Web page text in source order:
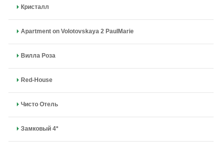
Кристалл
Apartment on Volotovskaya 2 PaulMarie
Вилла Роза
Red-House
Чисто Отель
Замковый 4*